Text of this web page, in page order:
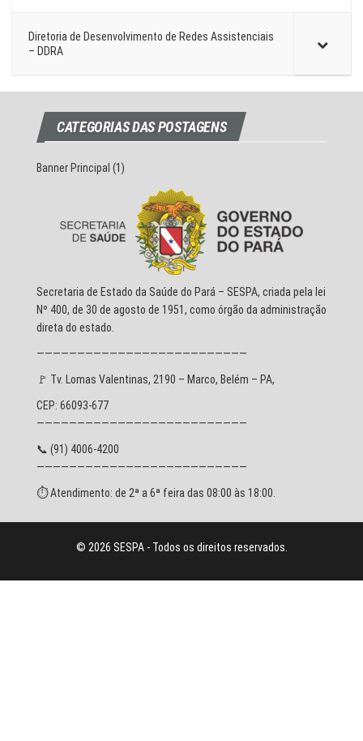
Diretoria de Desenvolvimento de Redes Assistenciais
– DDRA
CATEGORIAS DAS POSTAGENS
Banner Principal (1)
Secretaria de Estado da Saúde do Pará – SESPA, criada pela lei
Nº 400, de 30 de agosto de 1951, como órgão da administração
direta do estado.
——————————————————————————
🚩 Tv. Lomas Valentinas, 2190 – Marco, Belém – PA,
CEP: 66093-677
——————————————————————————
📞 (91) 4006-4200
——————————————————————————
⏱ Atendimento: de 2ª a 6ª feira das 08:00 às 18:00.
© 2026 SESPA - Todos os direitos reservados.